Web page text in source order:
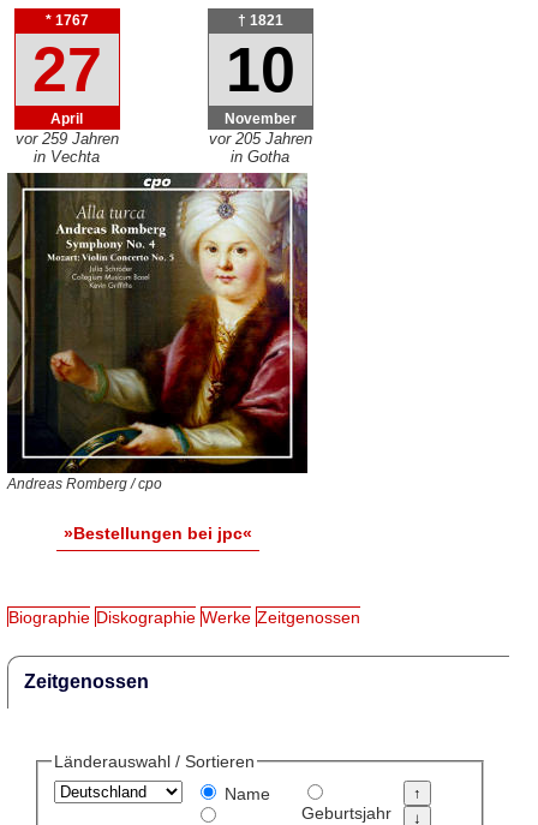
* 1767
27
April
vor 259 Jahren
in Vechta
† 1821
10
November
vor 205 Jahren
in Gotha
Andreas Romberg / cpo
»Bestellungen bei jpc«
Biographie Diskographie Werke Zeitgenossen
Zeitgenossen
Länderauswahl / Sortieren
Name
Geburtsjahr